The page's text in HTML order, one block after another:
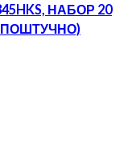
НАБОР 20
ПОШТУЧНО)